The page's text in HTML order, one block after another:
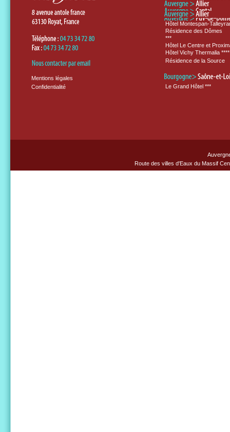
Mentions légales
Confidentialité
Hôtel Montespan-
Résidence des Dômes
***
Hôtel Le Centre et
Hôtel Vichy Thermalia ****
Résidence de la Source
Le Grand Hôtel ***
Route des villes d'Eaux du Massif